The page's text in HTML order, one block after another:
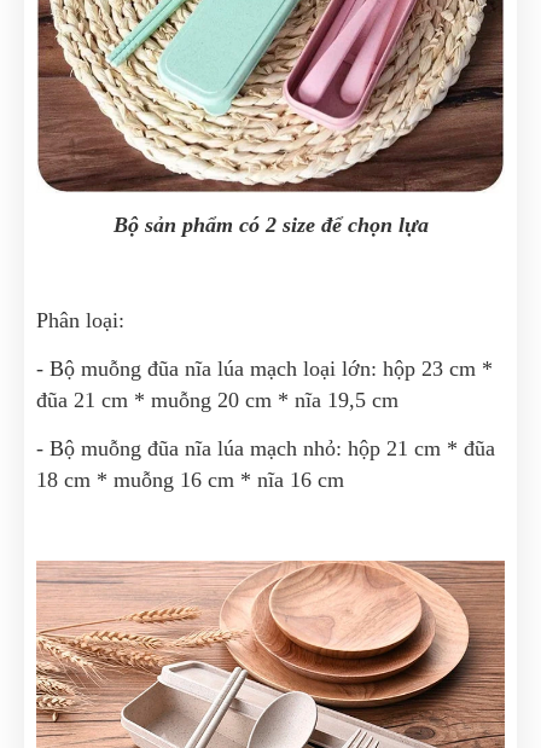
Bộ sản phẩm có 2 size để chọn lựa
Phân loại:
- Bộ muỗng đũa nĩa lúa mạch loại lớn: hộp 23 cm *
đũa 21 cm * muỗng 20 cm * nĩa 19,5 cm
- Bộ muỗng đũa nĩa lúa mạch nhỏ: hộp 21 cm * đũa
18 cm * muỗng 16 cm * nĩa 16 cm